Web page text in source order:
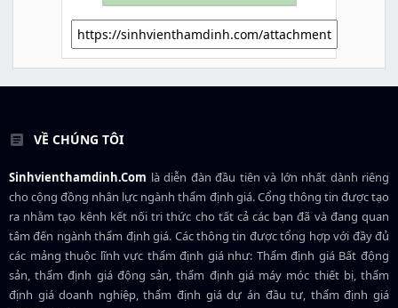
VỀ CHÚNG TÔI
Sinhvienthamdinh.Com là diễn đàn đầu tiên và lớn nhất dành riêng
cho cộng đồng nhân lực ngànhthẩm định giá. Cổng thông tin được tạo
ra nhằm tạo kênh kết nối tri thức cho tất cả các bạn đã và đang quan
tâm đến ngành thẩm định giá. Các thông tin được tổng hợp với đầy đủ
các mảng thuộc lĩnh vực thẩm định giá như: Thẩm định giá Bất động
sản, thẩm định giá động sản, thẩm định giá máy móc thiết bị, thẩm
định giá doanh nghiệp, thẩm định giá dự án đầu tư, thẩm định giá